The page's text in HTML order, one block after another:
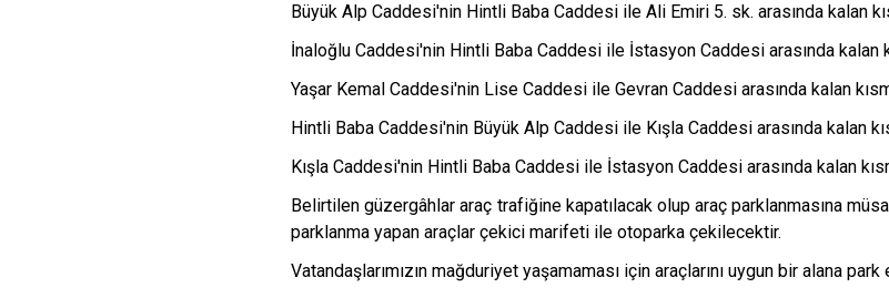
Büyük Alp Caddesi'nin Hintli Baba Caddesi ile Ali Emiri 5. sk. arasında kalan
İnaloğlu Caddesi'nin Hintli Baba Caddesi ile İstasyon Caddesi arasında kalan
Yaşar Kemal Caddesi'nin Lise Caddesi ile Gevran Caddesi arasında kalan
Hintli Baba Caddesi'nin Büyük Alp Caddesi ile Kışla Caddesi arasında kalan
Kışla Caddesi'nin Hintli Baba Caddesi ile İstasyon Caddesi arasında kalan
Belirtilen güzergâhlar araç trafiğine kapatılacak olup araç parklanmasına
parklanma yapan araçlar çekici marifeti ile otoparka çekilecektir.
Vatandaşlarımızın mağduriyet yaşamaması için araçlarını uygun bir alana